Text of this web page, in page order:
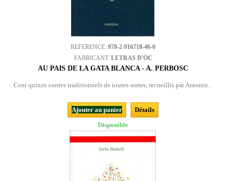
REFERENCE: 978-2-916718-46-0
FABRICANT: LETRAS D'ÒC
AU PAIS DE LA GATA BLANCA - A. PERBOSC
Cent quinze contes traditionnels de toutes sortes, recueillis par Antonin...
Ajouter au panier
Détails
Disponible